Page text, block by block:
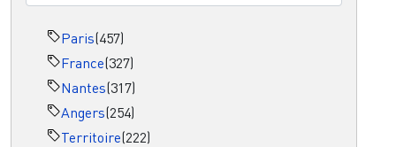
Paris(457)
France(327)
Nantes(317)
Angers(254)
Territoire(222)